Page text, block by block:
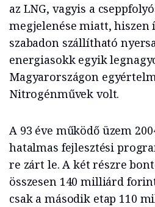
az LNG, vagyis a
megjelenése miatt, hiszen
szabadon szállítható
energiasokk egyik
Magyarországon
Nitrogénművek volt.
A 93 éve működő üzem
hatalmas fejlesztési
re zárt le. A két részre
összesen 140 milliárd
csak a második etap 110